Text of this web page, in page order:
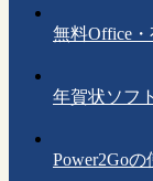
無料Office
年賀状ソフト
Power2Goの